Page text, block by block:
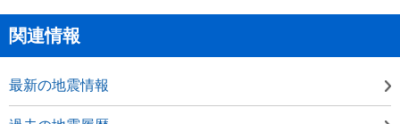
関連情報
最新の地震情報